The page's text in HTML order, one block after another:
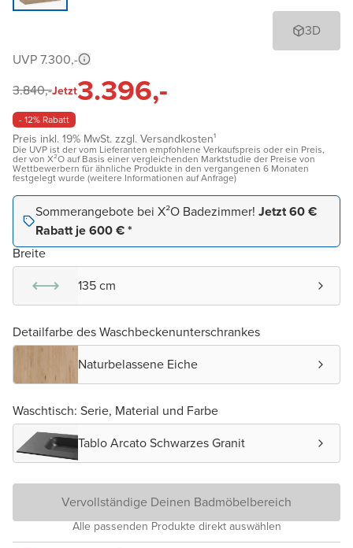
3D
UVP 7.300,-
3.840,-Jetzt3.396,-
- 12% Rabatt
Preis inkl. 19% MwSt. zzgl. Versandkosten¹
Die UVP ist der vom Lieferanten empfohlene Verkaufspreis oder ein Preis,
der von X²O auf Basis einer vergleichenden Marktstudie der Preise von
Wettbewerbern für ähnliche Produkte in den vergangenen 6 Monaten
festgelegt wurde (weitere Informationen auf Anfrage)
Sommerangebote bei X²O Badezimmer! Jetzt 60 €
Rabatt je 600 € *
Breite
135 cm
Detailfarbe des Waschbeckenunterschrankes
Naturbelassene Eiche
Waschtisch: Serie, Material und Farbe
Tablo Arcato Schwarzes Granit
Vervollständige Deinen Badmöbelbereich
Alle passenden Produkte direkt auswählen